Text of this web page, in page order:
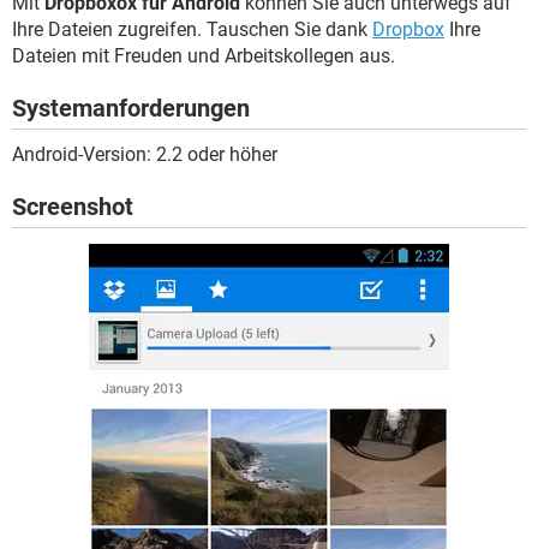
FACEBOOK HARDWARE
Ihre Dateien zugreifen. Tauschen Sie dank Dropbox Ihre
Dateien mit Freuden und Arbeitskollegen aus.
Systemanforderungen
Android-Version: 2.2 oder höher
Screenshot